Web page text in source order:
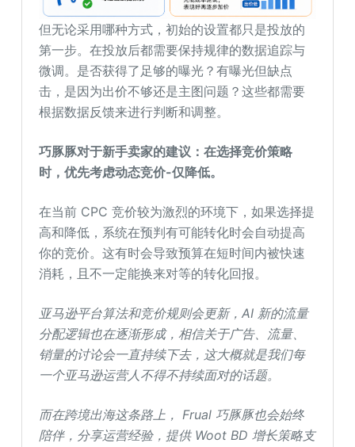
但无论采用哪种方式，初始的设置都只是投放的
第一步。在投放后都需要保持规律的数据追踪与
微调。是否获得了足够的曝光？有曝光但缺点
击，是因为出价不够还是主图问题？这些都需要
根据数据反馈来进行判断和调整。
巧豚豚对于新手卖家的建议：在选择竞价策略
时，优先考虑动态竞价-仅降低。
在当前 CPC 竞价较为激烈的环境下，如果选择提
高和降低，系统在预判有可能转化时会自动提高
你的竞价。这有时会导致预算在短时间内被快速
消耗，且不一定能换来对等的转化回报。
亚马逊平台算法和竞价规则会更新，AI 新的流量
分配逻辑也在逐渐形成，相信关于广告、流量、
销量的讨论会一直持续下去，这大概就是我们每
一个亚马逊运营人不得不持续面对的话题。
而在跨境出海这条路上， Frual 巧豚豚也会始终
陪伴，分享运营经验，提供 Woot BD 增长策略支